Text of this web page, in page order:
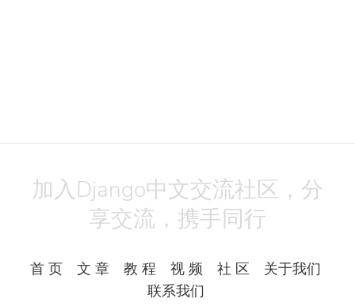
加入Django中文交流社区，分
享交流，携手同行
首 页 文 章 教 程 视 频 社 区
关于我们
联系我们